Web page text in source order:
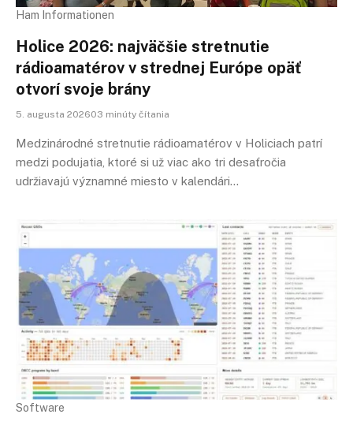
Ham Informationen
Holice 2026: najväčšie stretnutie
rádioamatérov v strednej Európe opäť
otvorí svoje brány
5. augusta 202603 minúty čítania
Medzinárodné stretnutie rádioamatérov v Holiciach patrí
medzi podujatia, ktoré si už viac ako tri desaťročia
udržiavajú významné miesto v kalendári…
Software